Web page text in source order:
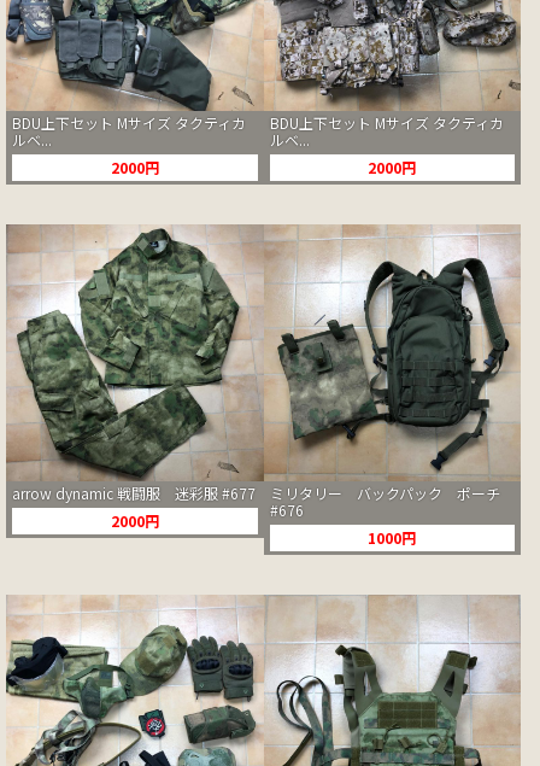
BDU上下セット Mサイズ タクティカ
ルベ...
2000円
BDU上下セット Mサイズ タクティカ
ルベ...
2000円
arrow dynamic 戦闘服 迷彩服 #677
2000円
ミリタリー バックパック ポーチ
#676
1000円